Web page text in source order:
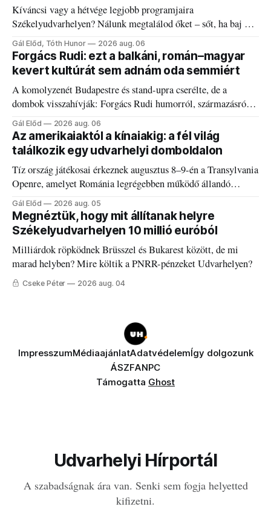
Kíváncsi vagy a hétvége legjobb programjaira
Székelyudvarhelyen? Nálunk megtalálod őket – sőt, ha baj van
a fogaddal, a fogorvosi ügyeletet is!
Gál Előd, Tóth Hunor 2026 aug. 06
Forgács Rudi: ezt a balkáni, román–magyar
kevert kultúrát sem adnám oda semmiért
A komolyzenét Budapestre és stand-upra cserélte, de a
dombok visszahívják: Forgács Rudi humorról, származásról
és határokról.
Gál Előd 2026 aug. 06
Az amerikaiaktól a kínaiakig: a fél világ
találkozik egy udvarhelyi domboldalon
Tíz ország játékosai érkeznek augusztus 8–9-én a Transylvania
Openre, amelyet Románia legrégebben működő állandó
discgolfpályáján rendeznek meg.
Gál Előd 2026 aug. 05
Megnéztük, hogy mit állítanak helyre
Székelyudvarhelyen 10 millió euróból
Milliárdok röpködnek Brüsszel és Bukarest között, de mi
marad helyben? Mire költik a PNRR-pénzeket Udvarhelyen?
Cseke Péter 2026 aug. 04
ImpresszumMédiaajánlatAdatvédelemÍgy dolgozunk
ÁSZFANPC
Támogatta Ghost
Udvarhelyi Hírportál
A szabadságnak ára van. Senki sem fogja helyetted
kifizetni.